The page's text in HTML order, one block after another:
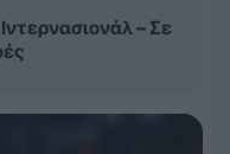
– Σε